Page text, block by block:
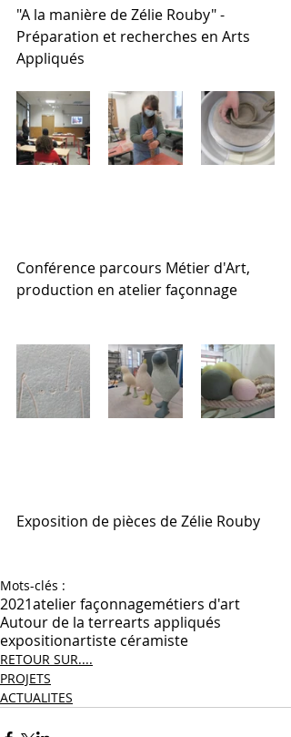
"A la manière de Zélie Rouby" -
Préparation et recherches en Arts
Appliqués
Conférence parcours Métier d'Art,
production en atelier façonnage
Exposition de pièces de Zélie Rouby
Mots-clés :
2021atelier façonnagemétiers d'art
Autour de la terrearts appliqués
expositionartiste céramiste
RETOUR SUR....
PROJETS
ACTUALITES